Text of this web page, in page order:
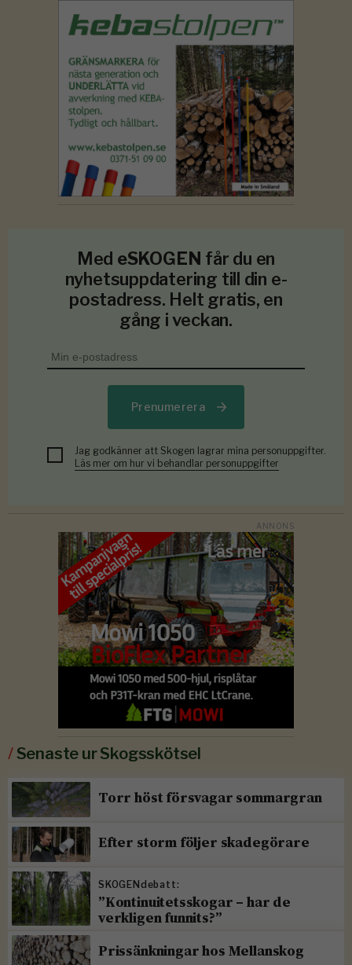
Med eSKOGEN får du en
nyhetsuppdatering till din e-
postadress. Helt gratis, en
gång i veckan.
Prenumerera
Jag godkänner att Skogen lagrar mina personuppgifter.
Läs mer om hur vi behandlar personuppgifter
/Senaste ur Skogsskötsel
Torr höst försvagar sommargran
Efter storm följer skadegörare
SKOGENdebatt:
”Kontinuitetsskogar – har de
verkligen funnits?”
Prissänkningar hos Mellanskog